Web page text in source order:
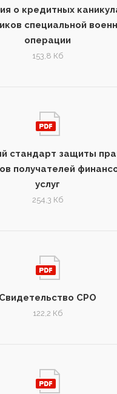
о кредитных
специальной
операции
153,8 Кб
стандарт защиты
получателей
услуг
254,3 Кб
Свидетельство СРО
122,2 Кб